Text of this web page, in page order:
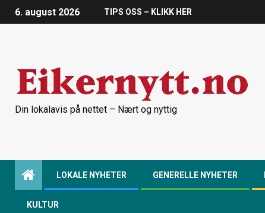
6. august 2026 TIPS OSS – KLIKK HER
Din lokalavis på nettet – Nært og nyttig
LOKALE NYHETER GENERELLE NYHETER
KULTUR